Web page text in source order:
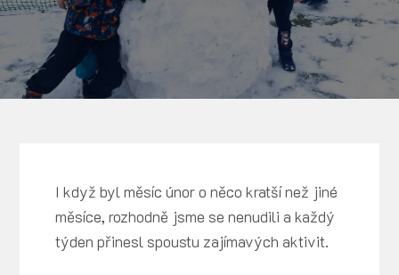
I když byl měsíc únor o něco kratší než jiné
měsíce, rozhodně jsme se nenudili a každý
týden přinesl spoustu zajímavých aktivit.